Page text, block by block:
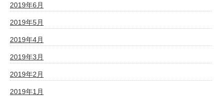
2019年6月
2019年5月
2019年4月
2019年3月
2019年2月
2019年1月